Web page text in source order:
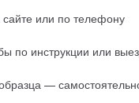
сайте или по телефону
по инструкции или
—